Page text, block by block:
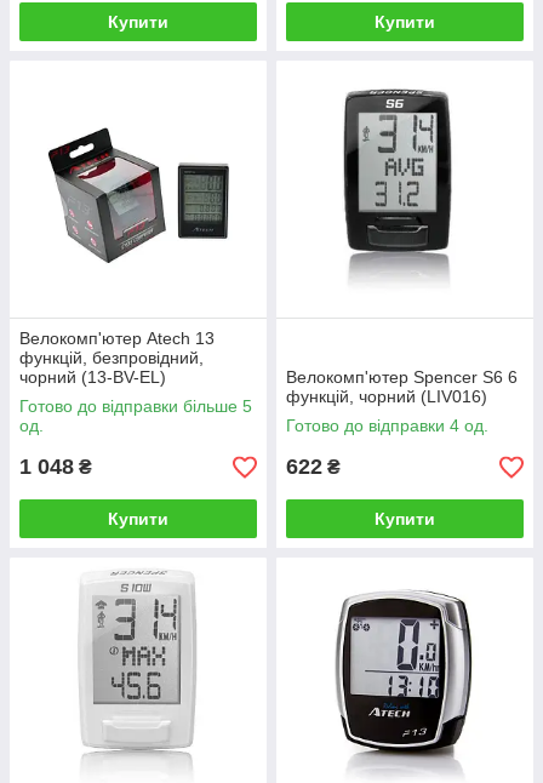
Купити Купити
Велокомп'ютер Atech 13
функцій, безпровідний,
чорний (13-BV-EL)
Готово до відправки більше 5
од.
1 048 ₴
Купити
Велокомп'ютер Spencer S6 6
функцій, чорний (LIV016)
Готово до відправки 4 од.
622 ₴
Купити